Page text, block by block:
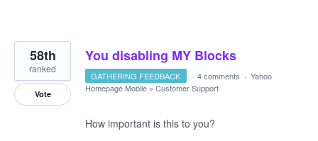
You disabling MY Blocks
58th
ranked
Vote
GATHERING FEEDBACK · 4 comments · Yahoo
Homepage Mobile » Customer Support
How important is this to you?